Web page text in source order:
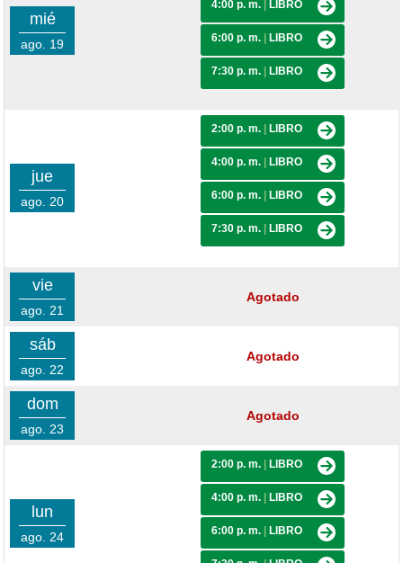
mié
ago. 19
4:00 p. m. LIBRO
6:00 p. m. LIBRO
7:30 p. m. LIBRO
jue
ago. 20
2:00 p. m. LIBRO
4:00 p. m. LIBRO
6:00 p. m. LIBRO
7:30 p. m. LIBRO
vie
ago. 21
Agotado
sáb
ago. 22
Agotado
dom
ago. 23
Agotado
lun
ago. 24
2:00 p. m. LIBRO
4:00 p. m. LIBRO
6:00 p. m. LIBRO